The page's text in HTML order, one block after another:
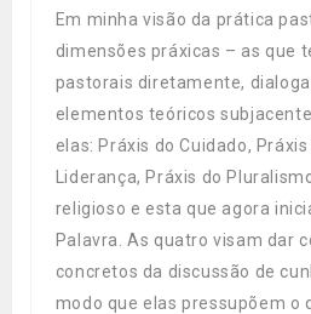
Em minha visão da prática
dimensões práxicas – as que
pastorais diretamente,
elementos teóricos
elas: Práxis do Cuidado,
Liderança, Práxis do
religioso e esta que agora
Palavra. As quatro visam dar
concretos da discussão de
modo que elas pressupõem o